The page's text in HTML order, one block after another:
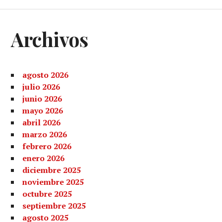
Archivos
agosto 2026
julio 2026
junio 2026
mayo 2026
abril 2026
marzo 2026
febrero 2026
enero 2026
diciembre 2025
noviembre 2025
octubre 2025
septiembre 2025
agosto 2025